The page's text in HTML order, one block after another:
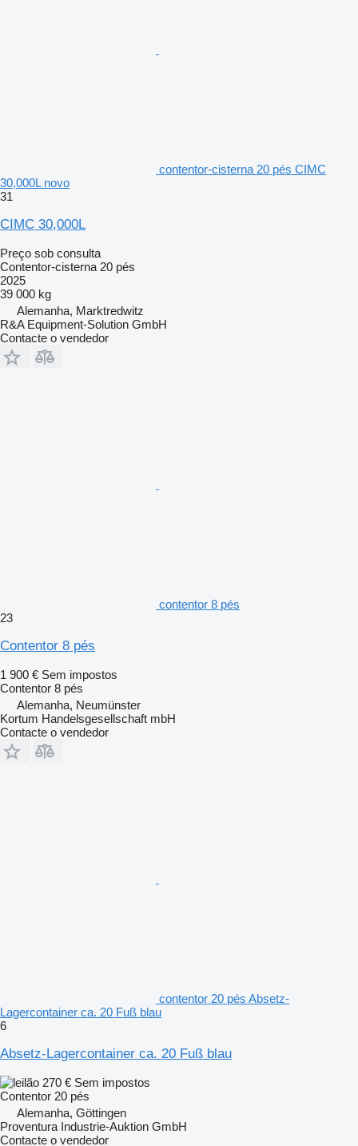
contentor-cisterna 20 pés CIMC
30,000L novo
31
CIMC 30,000L
Preço sob consulta
Contentor-cisterna 20 pés
2025
39 000 kg
Alemanha, Marktredwitz
R&A Equipment-Solution GmbH
Contacte o vendedor
contentor 8 pés
23
Contentor 8 pés
1 900 € Sem impostos
Contentor 8 pés
Alemanha, Neumünster
Kortum Handelsgesellschaft mbH
Contacte o vendedor
contentor 20 pés Absetz-
Lagercontainer ca. 20 Fuß blau
6
Absetz-Lagercontainer ca. 20 Fuß blau
270 € Sem impostos
Contentor 20 pés
Alemanha, Göttingen
Proventura Industrie-Auktion GmbH
Contacte o vendedor